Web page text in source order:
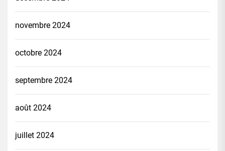
novembre 2024
octobre 2024
septembre 2024
août 2024
juillet 2024